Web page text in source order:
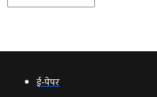
ई‑पेपर